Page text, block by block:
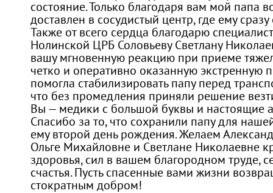
состояние. Только благодаря вам мой папа
доставлен в сосудистый центр, где ему
Также от всего сердца благодарю
Нолинской ЦРБ Соловьеву Светлану
вашу мгновенную реакцию при приеме
четко и оперативно оказанную экстренную
помогла стабилизировать папу перед
что без промедления приняли решение
Вы — медики с большой буквы и настоящие
Спасибо за то, что сохранили папу для
ему второй день рождения. Желаем
Ольге Михайловне и Светлане Николаевне
здоровья, сил в вашем благородном труде,
счастья. Пусть спасенные вами жизни
стократным добром!